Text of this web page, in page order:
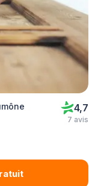
4,7
7 avis